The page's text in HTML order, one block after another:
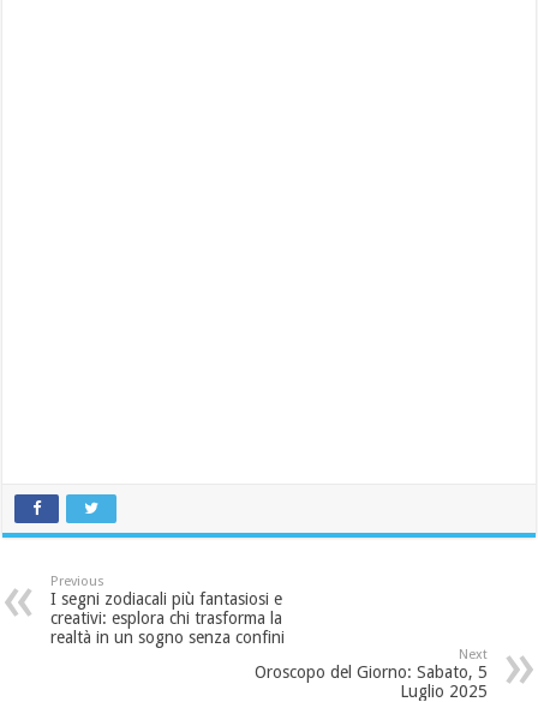
Previous
I segni zodiacali più fantasiosi e
creativi: esplora chi trasforma la
realtà in un sogno senza confini
Next
Oroscopo del Giorno: Sabato, 5
Luglio 2025